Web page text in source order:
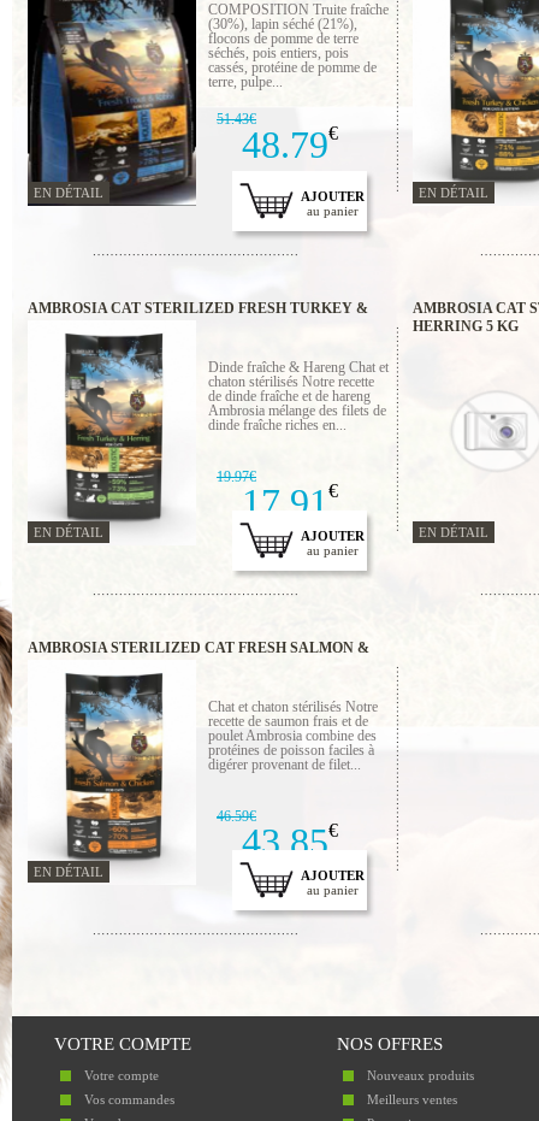
COMPOSITION Truite fraîche
(30%), lapin séché (21%),
flocons de pomme de terre
séchés, pois entiers, pois
cassés, protéine de pomme de
terre, pulpe...
51.43€
48.79€
AJOUTER
au panier
EN DÉTAIL EN DÉTAIL
AMBROSIA CAT STERILIZED FRESH TURKEY &
Dinde fraîche & Hareng Chat et
chaton stérilisés Notre recette
de dinde fraîche et de hareng
Ambrosia mélange des filets de
dinde fraîche riches en...
19.97€
17.91 €
AJOUTER
au panier
EN DÉTAIL
AMBROSIA CAT
HERRING 5 KG
EN DÉTAIL
AMBROSIA STERILIZED CAT FRESH SALMON &
Chat et chaton stérilisés Notre
recette de saumon frais et de
poulet Ambrosia combine des
protéines de poisson faciles à
digérer provenant de filet...
46.59€
43.85€
AJOUTER
au panier
EN DÉTAIL
VOTRE COMPTE
Votre compte
Vos commandes
NOS OFFRES
Nouveaux produits
Meilleurs ventes